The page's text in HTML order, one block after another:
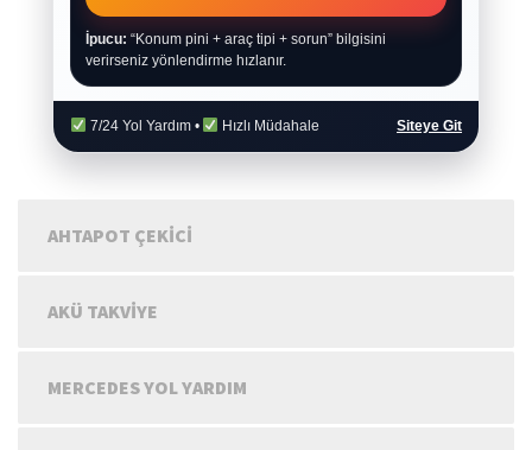
İpucu: “Konum pini + araç tipi + sorun” bilgisini
verirseniz yönlendirme hızlanır.
7/24 Yol Yardım • Hızlı Müdahale Siteye Git
AHTAPOT ÇEKICI
AKÜ TAKVIYE
MERCEDES YOL YARDIM